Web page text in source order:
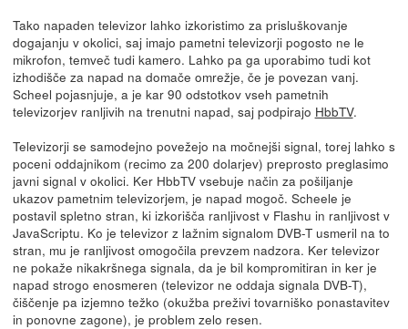
Tako napaden televizor lahko izkoristimo za prisluškovanje
dogajanju v okolici, saj imajo pametni televizorji pogosto ne le
mikrofon, temveč tudi kamero. Lahko pa ga uporabimo tudi kot
izhodišče za napad na domače omrežje, če je povezan vanj.
Scheel pojasnjuje, a je kar 90 odstotkov vseh pametnih
televizorjev ranljivih na trenutni napad, saj podpirajo HbbTV.
Televizorji se samodejno povežejo na močnejši signal, torej lahko s
poceni oddajnikom (recimo za 200 dolarjev) preprosto preglasimo
javni signal v okolici. Ker HbbTV vsebuje način za pošiljanje
ukazov pametnim televizorjem, je napad mogoč. Scheele je
postavil spletno stran, ki izkorišča ranljivost v Flashu in ranljivost v
JavaScriptu. Ko je televizor z lažnim signalom DVB-T usmeril na to
stran, mu je ranljivost omogočila prevzem nadzora. Ker televizor
ne pokaže nikakršnega signala, da je bil kompromitiran in ker je
napad strogo enosmeren (televizor ne oddaja signala DVB-T),
čiščenje pa izjemno težko (okužba preživi tovarniško ponastavitev
in ponovne zagone), je problem zelo resen.